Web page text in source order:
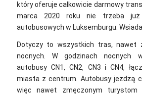
który oferuje całkowicie darmowy
marca 2020 roku nie trzeba już
autobusowych w Luksemburgu.
Dotyczy to wszystkich tras, nawet
nocnych. W godzinach nocnych
autobusy CN1, CN2, CN3 i CN4,
miasta z centrum. Autobusy jeżdżą
więc nawet zmęczonym turystom